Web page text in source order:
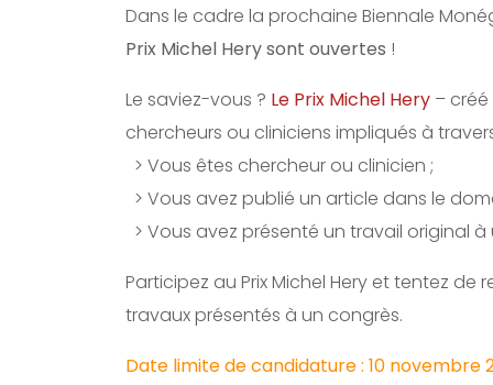
Dans le cadre la prochaine Biennale
Prix Michel Hery sont ouvertes !
Le saviez-vous ? Le Prix Michel Hery –
chercheurs ou cliniciens impliqués à
> Vous êtes chercheur ou clinicien ;
> Vous avez publié un article dans le
> Vous avez présenté un travail original
Participez au Prix Michel Hery et tentez de
travaux présentés à un congrès.
Date limite de candidature : 10 novembre